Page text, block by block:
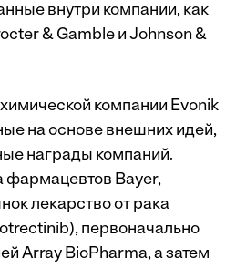
внутри компании, как
& Gamble и Johnson &
компании Evonik
на основе внешних идей,
награды компаний.
фармацевтов Bayer,
лекарство от рака
первоначально
Array BioPharma, а затем